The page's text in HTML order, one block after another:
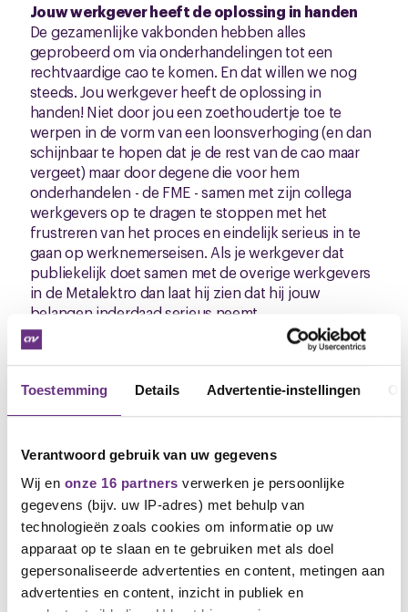
Toestemming Details Advertentie-instellingen
Verantwoord gebruik van uw gegevens
Wij en onze 16 partners verwerken je persoonlijke
gegevens (bijv. uw IP-adres) met behulp van
technologieën zoals cookies om informatie op uw
apparaat op te slaan en te gebruiken met als doel
gepersonaliseerde advertenties en content, metingen aan
advertenties en content, inzicht in publiek en
Jouw werkgever heeft de oplossing in handen
De gezamenlijke vakbonden hebben alles
geprobeerd om via onderhandelingen tot een
rechtvaardige cao te komen. En dat willen we nog
steeds. Jou werkgever heeft de oplossing in
handen! Niet door jou een zoethoudertje toe te
werpen in de vorm van een loonsverhoging (en dan
schijnbaar te hopen dat je de rest van de cao maar
vergeet) maar door degene die voor hem
onderhandelen - de FME - samen met zijn collega
werkgevers op te dragen te stoppen met het
frustreren van het proces en eindelijk serieus in te
gaan op werknemerseisen. Als je werkgever dat
publiekelijk doet samen met de overige werkgevers
in de Metalektro dan laat hij zien dat hij jouw
belangen inderdaad serieus neemt.
Het belang van een cao
Zonder cao komen er geen loonsverhogingen meer
die voor de hele sector gelden. En je krijgt nu
vergoeding hebt gekregen? En hoe zit het met je
loonsverhoging over de jaren 2019, 2020 en verder.
Want de prijzen en jou kosten zullen blijven stijgen.
Maar stijgt je salaris dan ook? Een loonsverhoging
wordt immers niet bij wet geregeld maar in de cao.
En natuurlijk gaat de cao en ook de eisen van
werknemers in deze onderhandelingen niet alleen
over de loonsverhoging. In tegendeel zelfs. Een